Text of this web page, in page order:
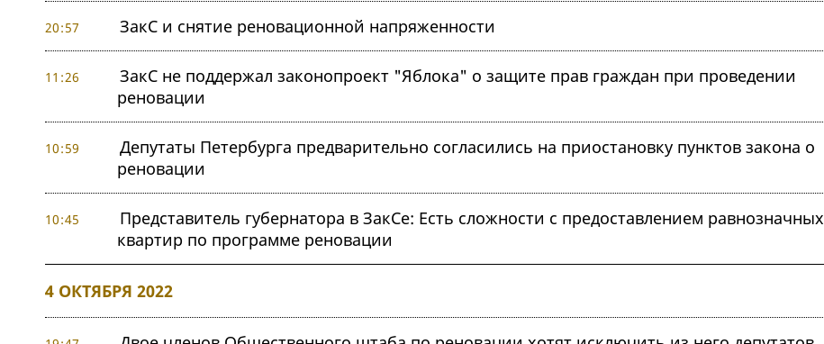
20:57 ЗакС и снятие реновационной напряженности
11:26
ЗакС не поддержал законопроект "Яблока" о защите прав граждан при проведении
реновации
10:59
Депутаты Петербурга предварительно согласились на приостановку пунктов закона о
реновации
10:45
Представитель губернатора в ЗакСе: Есть сложности с предоставлением равнозначных
квартир по программе реновации
4 ОКТЯБРЯ 2022